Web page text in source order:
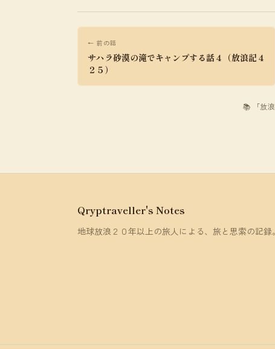
← 前の話
サハラ砂漠の滝でキャンプする話４（放浪記４
２５）
📚 「放
Qryptraveller's Notes
地球放浪２０年以上の旅人による、旅と思索の記録。